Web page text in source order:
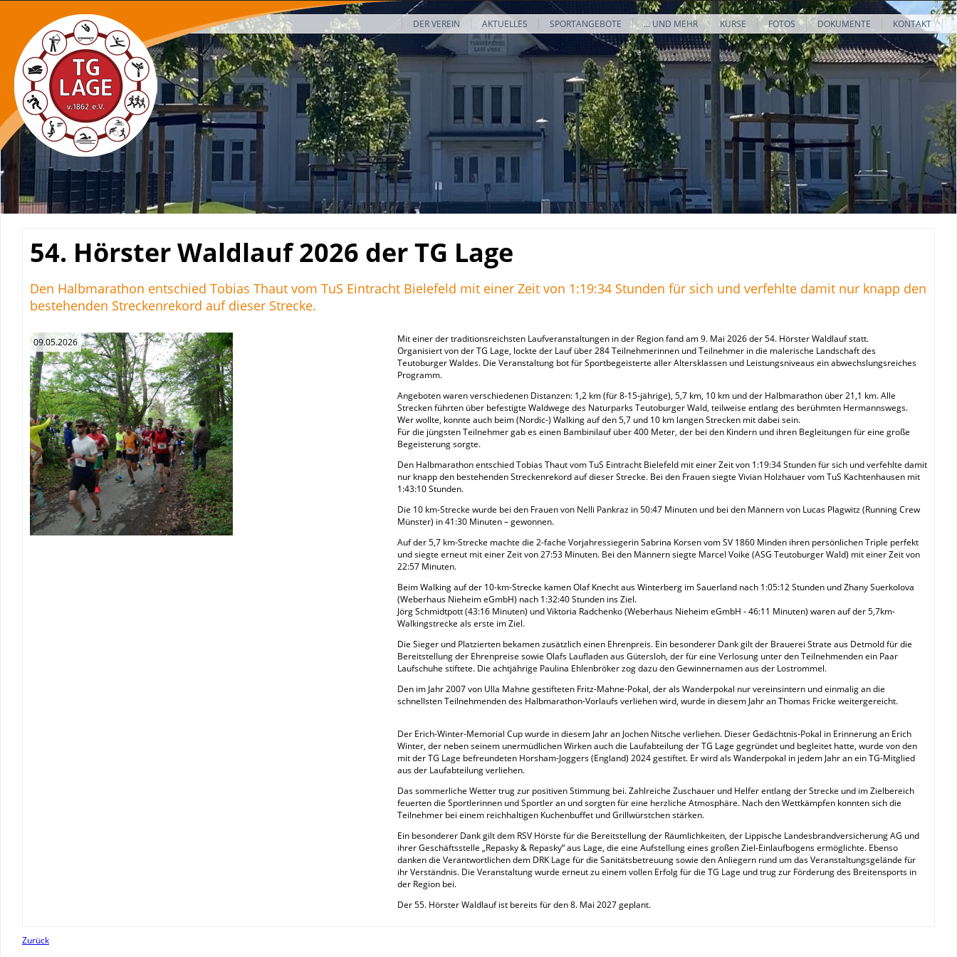
überspringen
DER VEREIN AKTUELLES SPORTANGEBOTE ... UND MEHR KURSE FOTOS DOKUMENTE KONTAKT
54. Hörster Waldlauf 2026 der TG Lage
Den Halbmarathon entschied Tobias Thaut vom TuS Eintracht Bielefeld mit einer Zeit von 1:19:34 Stunden für sich und verfehlte damit nur knapp den
bestehenden Streckenrekord auf dieser Strecke.
09.05.2026
Mit einer der traditionsreichsten Laufveranstaltungen in der Region fand am 9. Mai 2026 der 54. Hörster Waldlauf statt.
Organisiert von der TG Lage, lockte der Lauf über 284 Teilnehmerinnen und Teilnehmer in die malerische Landschaft des
Teutoburger Waldes. Die Veranstaltung bot für Sportbegeisterte aller Altersklassen und Leistungsniveaus ein abwechslungsreiches
Programm.
Angeboten waren verschiedenen Distanzen: 1,2 km (für 8-15-jährige), 5,7 km, 10 km und der Halbmarathon über 21,1 km. Alle
Strecken führten über befestigte Waldwege des Naturparks Teutoburger Wald, teilweise entlang des berühmten Hermannswegs.
Wer wollte, konnte auch beim (Nordic-) Walking auf den 5,7 und 10 km langen Strecken mit dabei sein.
Für die jüngsten Teilnehmer gab es einen Bambinilauf über 400 Meter, der bei den Kindern und ihren Begleitungen für eine große
Begeisterung sorgte.
Den Halbmarathon entschied Tobias Thaut vom TuS Eintracht Bielefeld mit einer Zeit von 1:19:34 Stunden für sich und verfehlte damit
nur knapp den bestehenden Streckenrekord auf dieser Strecke. Bei den Frauen siegte Vivian Holzhauer vom TuS Kachtenhausen mit
1:43:10 Stunden.
Die 10 km-Strecke wurde bei den Frauen von Nelli Pankraz in 50:47 Minuten und bei den Männern von Lucas Plagwitz (Running Crew
Münster) in 41:30 Minuten – gewonnen.
Auf der 5,7 km-Strecke machte die 2-fache Vorjahressiegerin Sabrina Korsen vom SV 1860 Minden ihren persönlichen Triple perfekt
und siegte erneut mit einer Zeit von 27:53 Minuten. Bei den Männern siegte Marcel Voike (ASG Teutoburger Wald) mit einer Zeit von
22:57 Minuten.
Beim Walking auf der 10-km-Strecke kamen Olaf Knecht aus Winterberg im Sauerland nach 1:05:12 Stunden und Zhany Suerkolova
(Weberhaus Nieheim eGmbH) nach 1:32:40 Stunden ins Ziel.
Jörg Schmidtpott (43:16 Minuten) und Viktoria Radchenko (Weberhaus Nieheim eGmbH - 46:11 Minuten) waren auf der 5,7km-
Walkingstrecke als erste im Ziel.
Die Sieger und Platzierten bekamen zusätzlich einen Ehrenpreis. Ein besonderer Dank gilt der Brauerei Strate aus Detmold für die
Bereitstellung der Ehrenpreise sowie Olafs Laufladen aus Gütersloh, der für eine Verlosung unter den Teilnehmenden ein Paar
Laufschuhe stiftete. Die achtjährige Paulina Ehlenbröker zog dazu den Gewinnernamen aus der Lostrommel.
Den im Jahr 2007 von Ulla Mahne gestifteten Fritz-Mahne-Pokal, der als Wanderpokal nur vereinsintern und einmalig an die
schnellsten Teilnehmenden des Halbmarathon-Vorlaufs verliehen wird, wurde in diesem Jahr an Thomas Fricke weitergereicht.
Der Erich-Winter-Memorial Cup wurde in diesem Jahr an Jochen Nitsche verliehen. Dieser Gedächtnis-Pokal in Erinnerung an Erich
Winter, der neben seinem unermüdlichen Wirken auch die Laufabteilung der TG Lage gegründet und begleitet hatte, wurde von den
mit der TG Lage befreundeten Horsham-Joggers (England) 2024 gestiftet. Er wird als Wanderpokal in jedem Jahr an ein TG-Mitglied
aus der Laufabteilung verliehen.
Das sommerliche Wetter trug zur positiven Stimmung bei. Zahlreiche Zuschauer und Helfer entlang der Strecke und im Zielbereich
feuerten die Sportlerinnen und Sportler an und sorgten für eine herzliche Atmosphäre. Nach den Wettkämpfen konnten sich die
Teilnehmer bei einem reichhaltigen Kuchenbuffet und Grillwürstchen stärken.
Ein besonderer Dank gilt dem RSV Hörste für die Bereitstellung der Räumlichkeiten, der Lippische Landesbrandversicherung AG und
ihrer Geschäftsstelle „Repasky & Repasky“ aus Lage, die eine Aufstellung eines großen Ziel-Einlaufbogens ermöglichte. Ebenso
danken die Verantwortlichen dem DRK Lage für die Sanitätsbetreuung sowie den Anliegern rund um das Veranstaltungsgelände für
ihr Verständnis. Die Veranstaltung wurde erneut zu einem vollen Erfolg für die TG Lage und trug zur Förderung des Breitensports in
der Region bei.
Der 55. Hörster Waldlauf ist bereits für den 8. Mai 2027 geplant.
Zurück